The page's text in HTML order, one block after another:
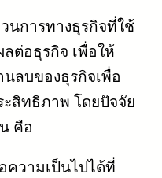
นการทางธุรกิจที่ใช้
ต่อธุรกิจ เพื่อให้
ลบของธุรกิจเพื่อ
สิทธิภาพ โดยปัจจัย
คือ
ความเป็นไปได้ที่